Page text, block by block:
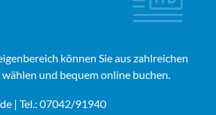
können Sie aus zahlreichen
und bequem online buchen.
| Tel.: 07042/91940